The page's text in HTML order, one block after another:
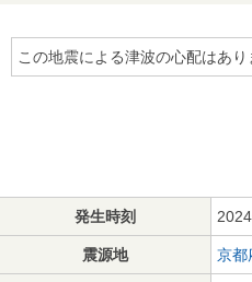
この地震による津波の心配はあり
発生時刻
震源地 京都